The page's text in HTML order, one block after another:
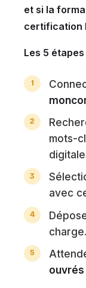
et si la
certification
Les 5
mots-
avec
charge.
ouvrés